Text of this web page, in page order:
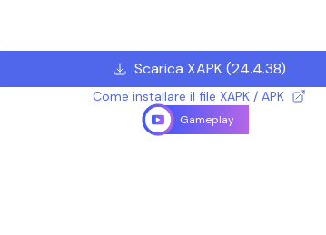
Scarica XAPK(24.4.38)
Come installare il file XAPK / APK
Gameplay